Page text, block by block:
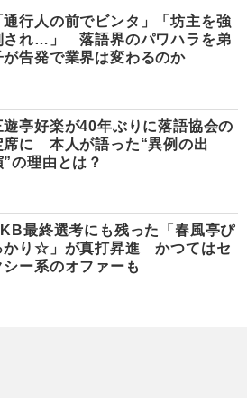
通行人の前でビンタ」「坊主を強
され…」 落語界のパワハラを弟
が告発で業界は変わるのか
遊亭好楽が40年ぶりに落語協会の
席に 本人が語った“異例の出
”の理由とは？
最終選考にも残った「春風亭ぴ
かり☆」が真打昇進 かつてはセ
シー系のオファーも